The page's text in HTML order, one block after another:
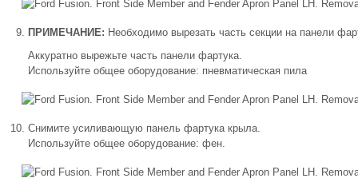
ПРИМЕЧАНИЕ: Необходимо вырезать часть секции на панели
Аккуратно вырежьте часть панели фартука.
Используйте общее оборудование: пневматическая пила
Снимите усиливающую панель фартука крыла.
Используйте общее оборудование: фен.